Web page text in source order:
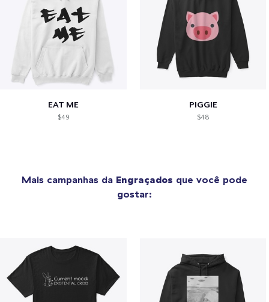
EAT ME
$49
PIGGIE
$48
Mais campanhas da Engraçados que você pode
gostar: